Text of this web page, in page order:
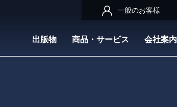
出版物 商品・サービス 会社案内
一般のお客様